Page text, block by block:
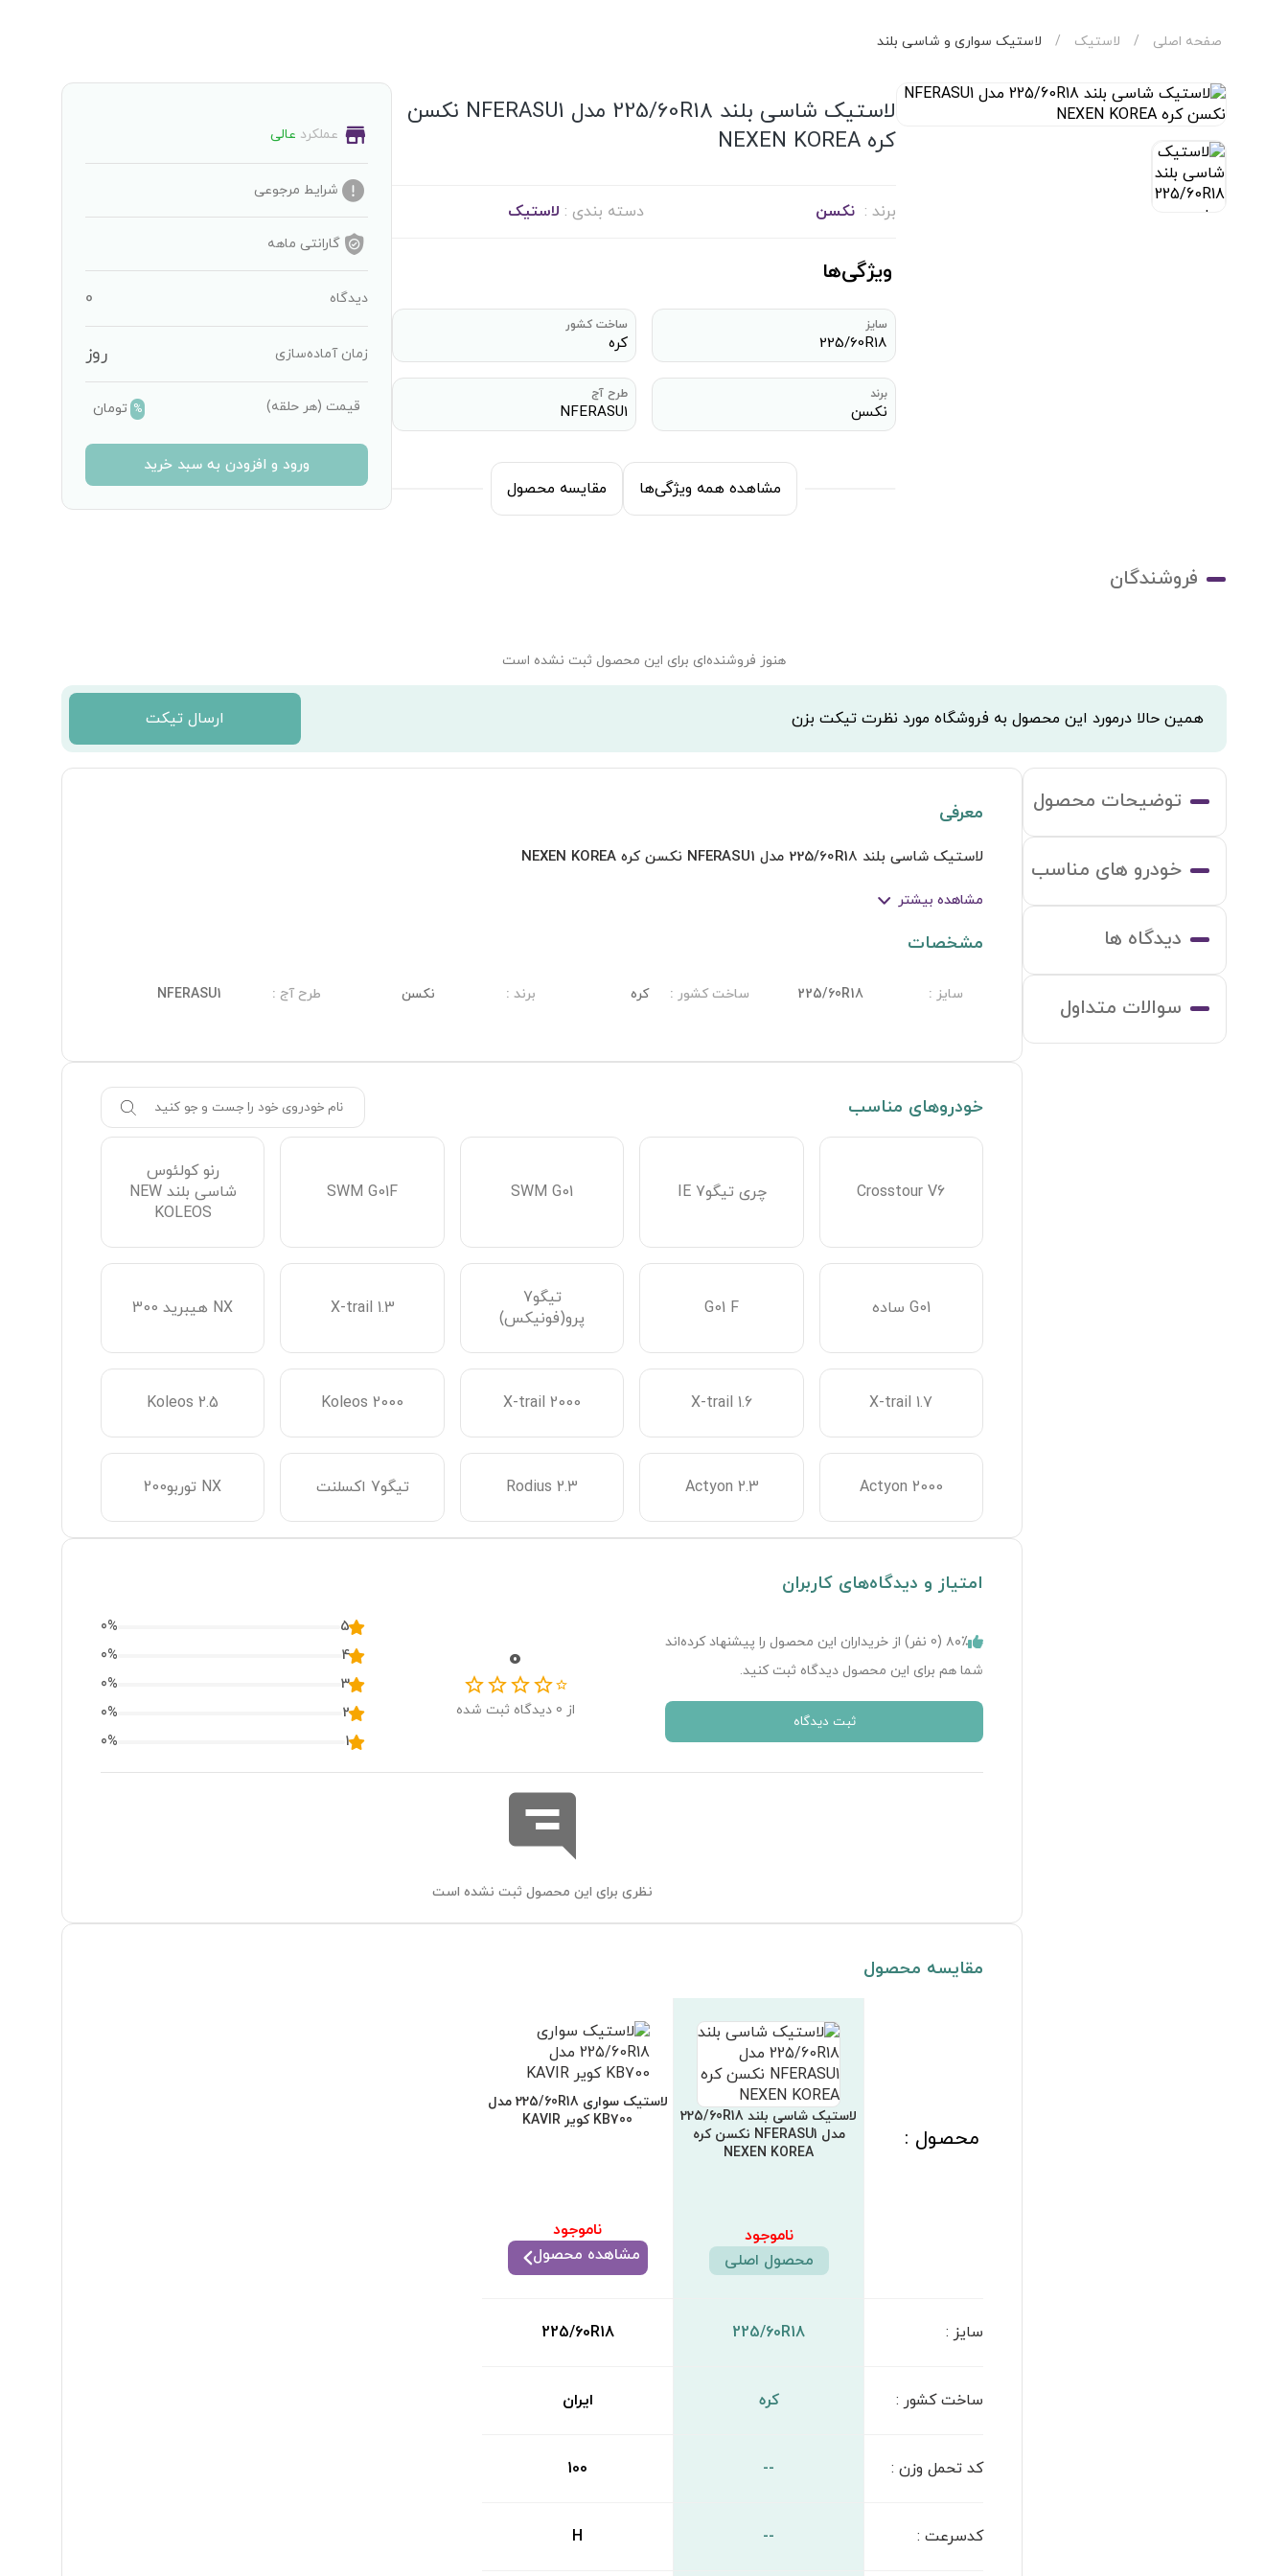
صفحه اصلی / لاستیک / لاستیک سواری و شاسی بلند
لاستیک شاسی بلند 225/60R18 مدل NFERASU1 نکسن
کره NEXEN KOREA
برند : نکسن دسته بندی : لاستیک
ویژگی‌ها
سایز
225/60R18
ساخت کشور
کره
برند
نکسن
طرح آج
NFERASU1
مشاهده همه ویژگی‌ها مقایسه محصول
عملکرد عالی
شرایط مرجوعی
گارانتی ماهه
دیدگاه 0
زمان آماده‌سازی روز
قیمت (هر حلقه) % تومان
ورود و افزودن به سبد خرید
فروشندگان
هنوز فروشنده‌ای برای این محصول ثبت نشده است
همین حالا درمورد این محصول به فروشگاه مورد نظرت تیکت بزن ارسال تیکت
توضیحات محصول
خودرو های مناسب
دیدگاه ها
سوالات متداول
معرفی
لاستیک شاسی بلند 225/60R18 مدل NFERASU1 نکسن کره NEXEN KOREA
مشاهده بیشتر
مشخصات
سایز :
225/60R18 ساخت کشور : کره برند : نکسن طرح آج :
NFERASU1
خودروهای مناسب
Crosstour V6 چری تیگو7 IE SWM G01
SWM G01F
رنو کولئوس
شاسی بلند NEW
KOLEOS
G01 ساده G01 F
تیگو7
پرو(فونیکس)
X-trail 1.3 NX هیبرید 300
X-trail 1.7
X-trail 1.6
X-trail 2000
Koleos 2000
Koleos 2.5
Actyon 2000
Actyon 2.3
Rodius 2.3 تیگو7 اکسلنت NX توربو200
امتیاز و دیدگاه‌های کاربران
۸۰٪ ( 0 نفر) از خریداران این محصول را پیشنهاد کرده‌اند
شما هم برای این محصول دیدگاه ثبت کنید.
ثبت دیدگاه
0
از 0 دیدگاه ثبت شده
5
0%
4
0%
3
0%
2
0%
1
0%
نظری برای این محصول ثبت نشده است
مقایسه محصول
محصول :
لاستیک شاسی بلند 225/60R18
مدل NFERASU1 نکسن کره
NEXEN KOREA
ناموجود
محصول اصلی
لاستیک سواری 225/60R18 مدل
KB700 کویر KAVIR
ناموجود
مشاهده محصول
سایز :
225/60R18
225/60R18
ساخت کشور : کره ایران
کد تحمل وزن:
--
100
کدسرعت:
--
H